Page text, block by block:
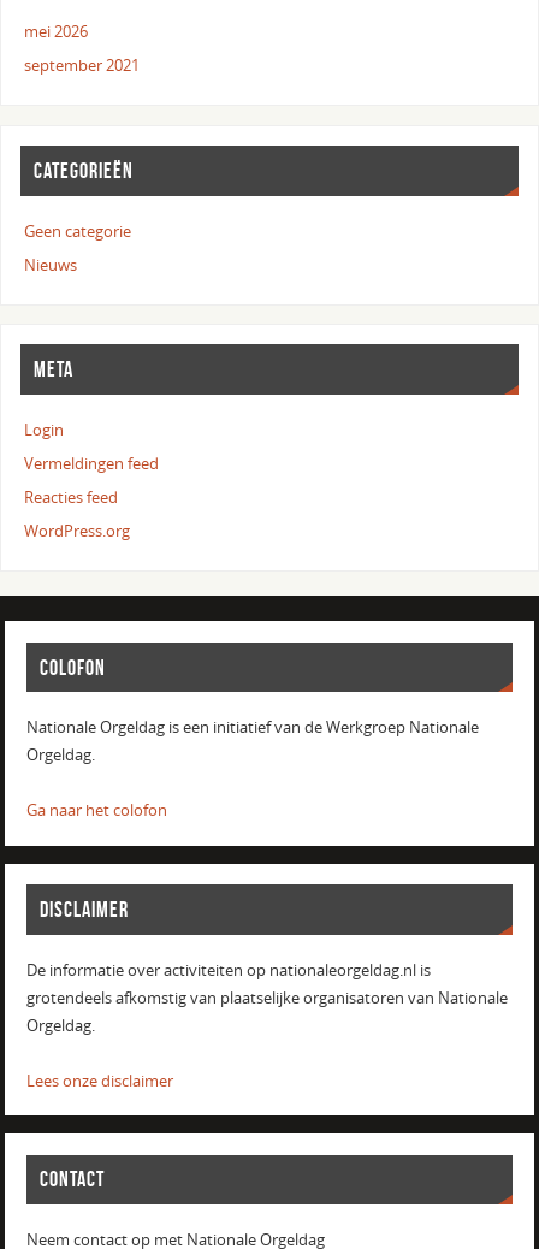
mei 2026
september 2021
CATEGORIEËN
Geen categorie
Nieuws
META
Login
Vermeldingen feed
Reacties feed
WordPress.org
COLOFON
Nationale Orgeldag is een initiatief van de Werkgroep Nationale
Orgeldag.
Ga naar het colofon
DISCLAIMER
De informatie over activiteiten op nationaleorgeldag.nl is
grotendeels afkomstig van plaatselijke organisatoren van Nationale
Orgeldag.
Lees onze disclaimer
CONTACT
Neem contact op met Nationale Orgeldag